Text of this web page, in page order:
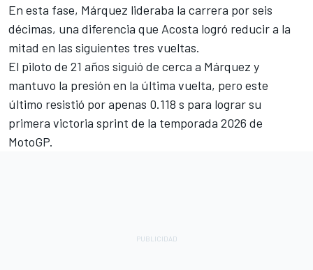
En esta fase, Márquez lideraba la carrera por seis
décimas, una diferencia que Acosta logró reducir a la
mitad en las siguientes tres vueltas.
El piloto de 21 años siguió de cerca a Márquez y
mantuvo la presión en la última vuelta, pero este
último resistió por apenas 0.118 s para lograr su
primera victoria sprint de la temporada 2026 de
MotoGP.